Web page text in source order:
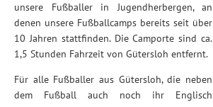
unsere Fußballer in Jugendherbergen, an
denen unsere Fußballcamps bereits seit über
10 Jahren stattfinden. Die Camporte sind ca.
1,5 Stunden Fahrzeit von Gütersloh entfernt.
Für alle Fußballer aus Gütersloh, die neben
dem Fußball auch noch ihr Englisch